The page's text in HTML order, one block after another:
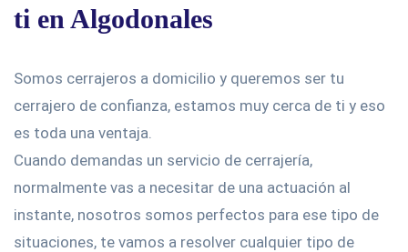
ti en Algodonales
Somos cerrajeros a domicilio y queremos ser tu
cerrajero de confianza, estamos muy cerca de ti y eso
es toda una ventaja.
Cuando demandas un servicio de cerrajería,
normalmente vas a necesitar de una actuación al
instante, nosotros somos perfectos para ese tipo de
situaciones, te vamos a resolver cualquier tipo de